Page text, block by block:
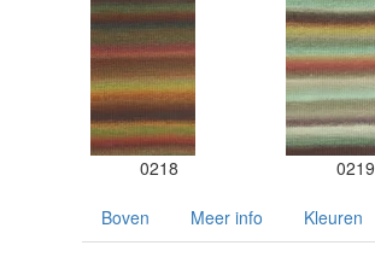
0218 0219
Boven Meer info Kleuren